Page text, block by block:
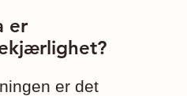
er
er det